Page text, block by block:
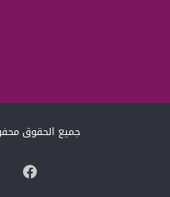
جميع الحقوق